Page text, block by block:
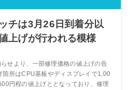
チは3月26日到着分以
上げが行われる模様
せより、一部修理価格の値上げの告
箇所はCPU基板やディスプレイで1,00
円程の値上げととなっており、修理